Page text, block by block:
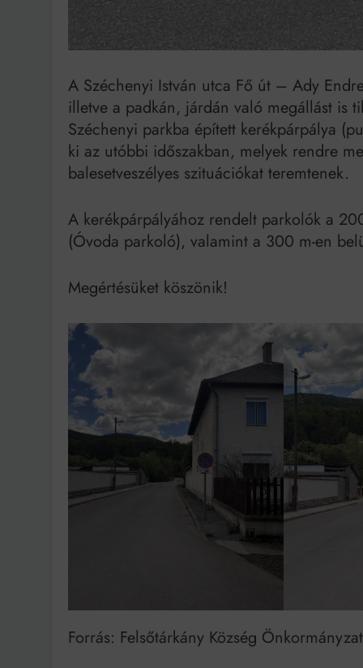
A Széchenyi István utca Fő út – Ady
illetve a padkán, járdán való megállást is
Széchenyi parkba épített kerékpárpálya
ki az utóbbi időszakban, melyek rendre
balesetveszélyes szituációkat teremtenek.
A kerékpárpályához rendelt parkolók a
(Óvoda parkoló), valamint a 300 m-en
Megértésüket köszönik!
Forrás: Felsőtárkány Község